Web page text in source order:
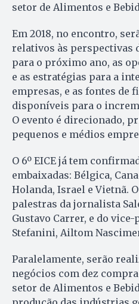
setor de Alimentos e
Em 2018, no encontro,
relativos às perspectivas
para o próximo ano, as
e as estratégias para a
empresas, e as fontes de
disponíveis para o
O evento é direcionado,
pequenos e médios
O 6º EICE já tem
embaixadas: Bélgica,
Holanda, Israel e Vietnã.
palestras da jornalista
Gustavo Carrer, e do
Stefanini, Ailtom
Paralelamente, serão
negócios com dez
setor de Alimentos e